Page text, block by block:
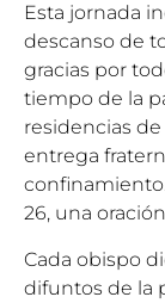
Esta jornada
descanso de
gracias por
tiempo de la
residencias
entrega
26, una
Cada obispo
difuntos de la